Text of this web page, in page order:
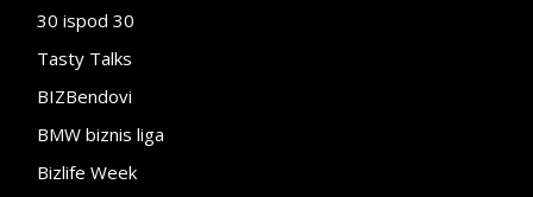
30 ispod 30
Tasty Talks
BIZBendovi
BMW biznis liga
Bizlife Week